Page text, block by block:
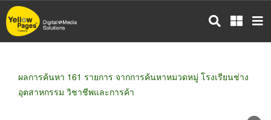
ข้าม
ไป
ผลการค้นหา 161 รายการ จากการค้นหาหมวดหมู่ โรงเรียนช่าง
อุตสาหกรรม วิชาชีพและการค้า